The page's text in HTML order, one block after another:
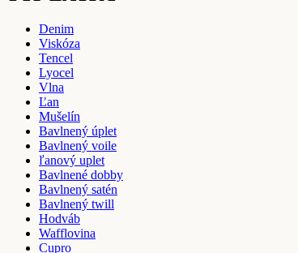
Denim
Viskóza
Tencel
Lyocel
Vlna
Ľan
Mušelín
Bavlnený úplet
Bavlnený voile
ľanový uplet
Bavlnené dobby
Bavlnený satén
Bavlnený twill
Hodváb
Wafflovina
Cupro